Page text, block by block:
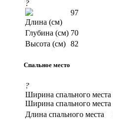
?
Длина (см)
97
Глубина (см) 70
Высота (см) 82
Спальное место
?
Ширина спального места
Ширина спального места
Длина спального места